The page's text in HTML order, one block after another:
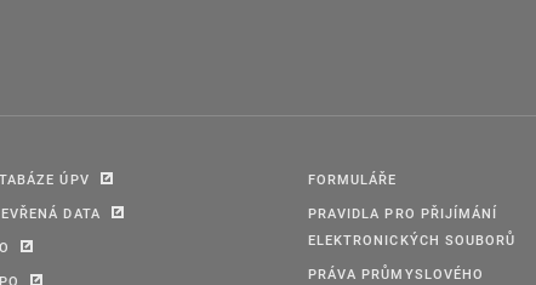
ÚPV
DATA
FORMULÁŘE
PRAVIDLA PRO PŘIJÍMÁNÍ
ELEKTRONICKÝCH SOUBORŮ
PRÁVA PRŮMYSLOVÉHO